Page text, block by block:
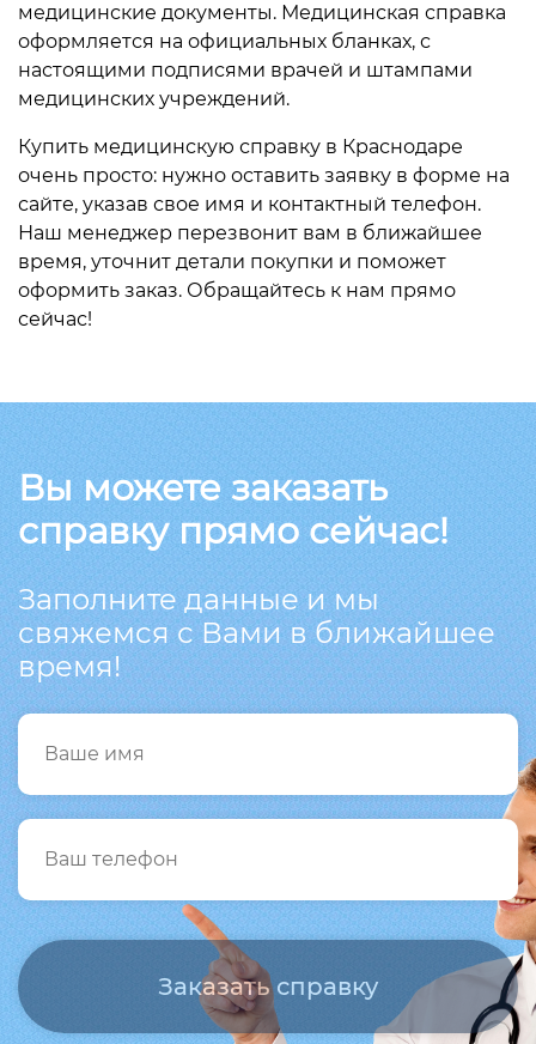
медицинские документы. Медицинская справка
оформляется на официальных бланках, с
настоящими подписями врачей и штампами
медицинских учреждений.
Купить медицинскую справку в Краснодаре
очень просто: нужно оставить заявку в форме на
сайте, указав свое имя и контактный телефон.
Наш менеджер перезвонит вам в ближайшее
время, уточнит детали покупки и поможет
оформить заказ. Обращайтесь к нам прямо
сейчас!
Вы можете заказать
справку прямо сейчас!
Заполните данные и мы
свяжемся с Вами в ближайшее
время!